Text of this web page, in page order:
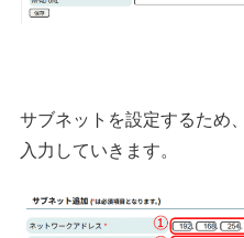
サブネットを設定するため
入力していきます。